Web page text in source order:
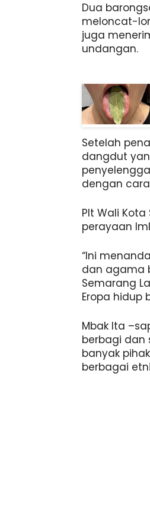
Dua
meloncat-
juga
undangan.
Setelah
dangdut
dengan
Plt Wali
perayaan
“Ini
dan agama
Semarang
Eropa hidup
Mbak Ita
berbagi dan
banyak
berbagai